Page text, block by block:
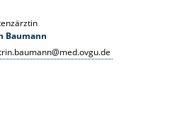
Baumann